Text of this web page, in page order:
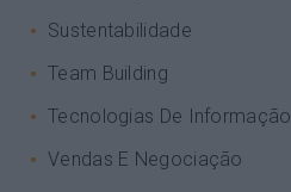
Sustentabilidade
Team Building
Tecnologias De Informação
Vendas E Negociação